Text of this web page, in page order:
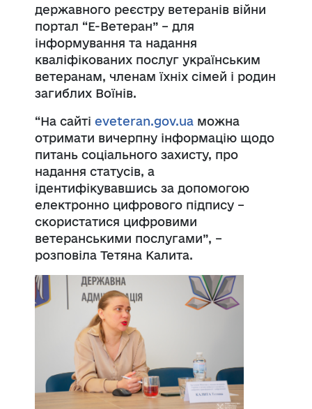
державного реєстру ветеранів війни
портал “Е-Ветеран” – для
інформування та надання
кваліфікованих послуг українським
ветеранам, членам їхніх сімей і родин
загиблих Воїнів.
“На сайті eveteran.gov.ua можна
отримати вичерпну інформацію щодо
питань соціального захисту, про
надання статусів, а
ідентифікувавшись за допомогою
електронно цифрового підпису –
скористатися цифровими
ветеранськими послугами”, –
розповіла Тетяна Калита.